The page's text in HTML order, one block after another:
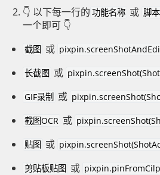
👇 以下每一行的 功能名称 或 脚
一个即可 👇
截图 或
长截图 或
GIF录制 或
截图OCR 或
贴图 或
剪贴板贴图 或